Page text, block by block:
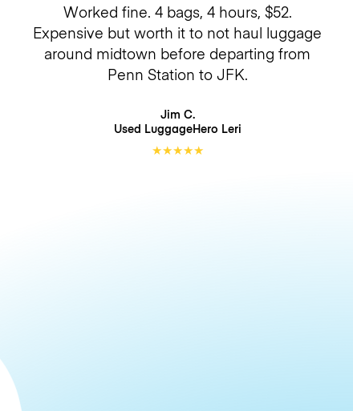
Worked fine. 4 bags, 4 hours, $52.
Expensive but worth it to not haul luggage
around midtown before departing from
Penn Station to JFK.
Jim C.
Used LuggageHero Leri
★★★★★